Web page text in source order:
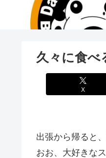
久々に食べ
X
出張から帰ると
おお、大好きな